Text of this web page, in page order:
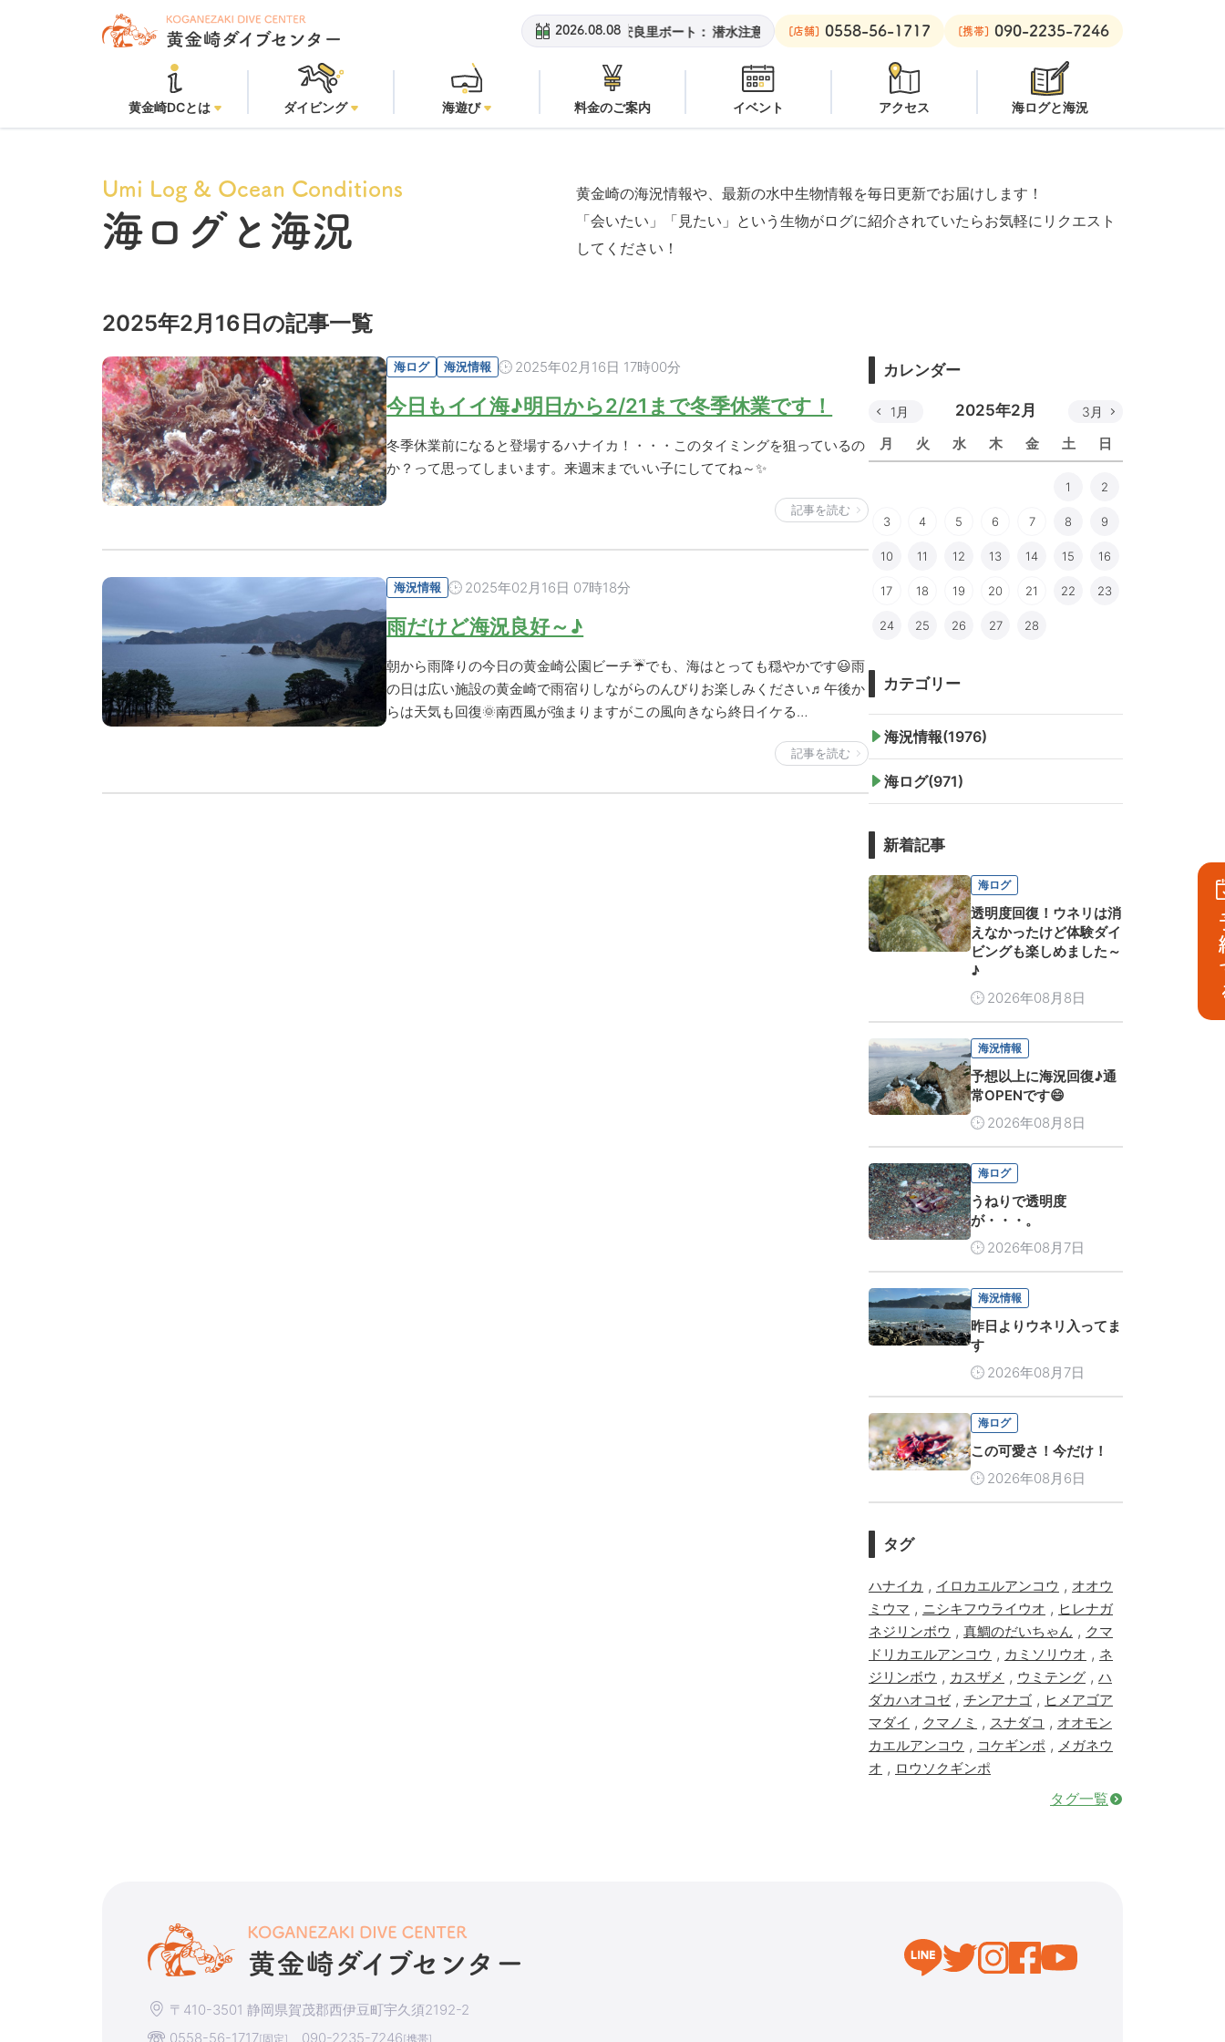
2026.08.08
黄金崎ビーチ： オープン 安良里ボート： 潜水注意 黄金崎ビーチ：オープン 安良里ボート：潜水注意
[店舗] 0558-56-1717 [携帯] 090-2235-7246
黄金崎DCとは ダイビング 海遊び 料金のご案内 イベント アクセス 海ログと海況
Umi Log & Ocean Conditions
海ログと海況
黄金崎の海況情報や、最新の水中生物情報を毎日更新でお届けします！
「会いたい」「見たい」という生物がログに紹介されていたらお気軽にリクエスト
してください！
2025年2月16日の記事一覧
海ログ 海況情報 2025年02月16日 17時00分
今日もイイ海♪明日から2/21まで冬季休業です！
冬季休業前になると登場するハナイカ！・・・このタイミングを狙っているの
か？って思ってしまいます。来週末までいい子にしててね～✨
記事を読む
海況情報 2025年02月16日 07時18分
雨だけど海況良好～♪
朝から雨降りの今日の黄金崎公園ビーチ☔でも、海はとっても穏やかです😃雨
の日は広い施設の黄金崎で雨宿りしながらのんびりお楽しみください♬午後か
らは天気も回復🌞南西風が強まりますがこの風向きなら終日イケる…
記事を読む
カレンダー
2025年2月
月 火 水 木 金 土 日
1月 3月
1 2
3 4 5 6 7 8 9
10 11 12 13 14 15 16
17 18 19 20 21 22 23
24 25 26 27 28
カテゴリー
海況情報(1976)
海ログ(971)
新着記事
海ログ
透明度回復！ウネリは消
えなかったけど体験ダイ
ビングも楽しめました～
♪
2026年08月8日
海況情報
予想以上に海況回復♪通
常OPENです😄
2026年08月8日
海ログ
うねりで透明度
が・・・。
2026年08月7日
海況情報
昨日よりウネリ入ってま
す
2026年08月7日
海ログ
この可愛さ！今だけ！
2026年08月6日
タグ
ハナイカ , イロカエルアンコウ , オオウ
ミウマ , ニシキフウライウオ , ヒレナガ
ネジリンボウ , 真鯛のだいちゃん , クマ
ドリカエルアンコウ , カミソリウオ , ネ
ジリンボウ , カスザメ , ウミテング , ハ
ダカハオコゼ, チンアナゴ , ヒメアゴア
マダイ , クマノミ , スナダコ , オオモン
カエルアンコウ , コケギンポ , メガネウ
オ , ロウソクギンポ
タグ一覧
〒410-3501 静岡県賀茂郡西伊豆町宇久須2192-2
0558-56-1717[固定] 090-2235-7246[携帯]